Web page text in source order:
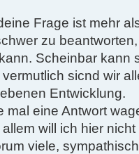
Frage ist mehr
zu
Scheinbar kann
sicnd wir
Entwicklung.
mal eine Antwort
allem will ich hier
viele,